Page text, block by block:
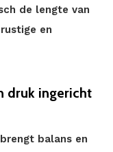
de lengte van
en
druk ingericht
balans en